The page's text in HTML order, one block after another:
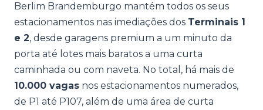
Berlim Brandemburgo mantém todos os seus
estacionamentos nas imediações dos Terminais 1
e 2, desde garagens premium a um minuto da
porta até lotes mais baratos a uma curta
caminhada ou com naveta. No total, há mais de
10.000 vagas nos estacionamentos numerados,
de P1 até P107, além de uma área de curta